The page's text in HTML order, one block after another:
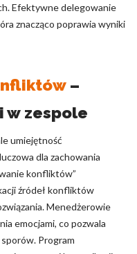
Efektywne delegowanie
znacząco poprawia wyniki
–
w zespole
umiejętność
dla zachowania
konfliktów”
źródeł konfliktów
Menedżerowie
emocjami, co pozwala
Program